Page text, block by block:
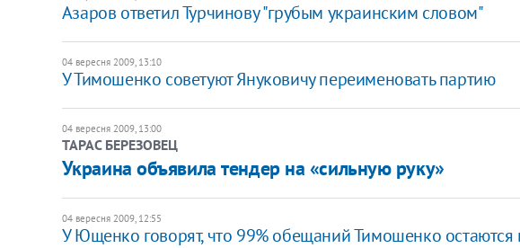
Азаров ответил Турчинову "грубым украинским словом"
04 вересня 2009, 13:10
У Тимошенко советуют Януковичу переименовать партию
04 вересня 2009, 13:00
ТАРАС БЕРЕЗОВЕЦ
Украина объявила тендер на «сильную руку»
04 вересня 2009, 12:55
У Ющенко говорят, что 99% обещаний Тимошенко остаются